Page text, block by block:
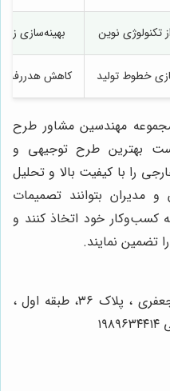
تکنولوژی نوین بهینه‌سازی
خطوط تولید کاهش هدررفت
مهندسین مشاور طرح
بهترین طرح توجیهی و
را با کیفیت بالا و تحلیل
و مدیران بتوانند تصمیمات
کسب‌وکار خود اتخاذ کنند و
تضمین نمایند.
تهران ، میدان تجریش ، خیابان جعفری ، پلاک ۳۶، طبقه اول ،